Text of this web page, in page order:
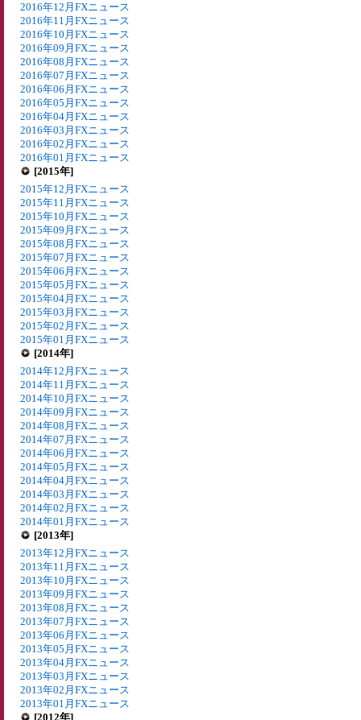
2016年12月FXニュース
2016年11月FXニュース
2016年10月FXニュース
2016年09月FXニュース
2016年08月FXニュース
2016年07月FXニュース
2016年06月FXニュース
2016年05月FXニュース
2016年04月FXニュース
2016年03月FXニュース
2016年02月FXニュース
2016年01月FXニュース
[2015年]
2015年12月FXニュース
2015年11月FXニュース
2015年10月FXニュース
2015年09月FXニュース
2015年08月FXニュース
2015年07月FXニュース
2015年06月FXニュース
2015年05月FXニュース
2015年04月FXニュース
2015年03月FXニュース
2015年02月FXニュース
2015年01月FXニュース
[2014年]
2014年12月FXニュース
2014年11月FXニュース
2014年10月FXニュース
2014年09月FXニュース
2014年08月FXニュース
2014年07月FXニュース
2014年06月FXニュース
2014年05月FXニュース
2014年04月FXニュース
2014年03月FXニュース
2014年02月FXニュース
2014年01月FXニュース
[2013年]
2013年12月FXニュース
2013年11月FXニュース
2013年10月FXニュース
2013年09月FXニュース
2013年08月FXニュース
2013年07月FXニュース
2013年06月FXニュース
2013年05月FXニュース
2013年04月FXニュース
2013年03月FXニュース
2013年02月FXニュース
2013年01月FXニュース
[2012年]